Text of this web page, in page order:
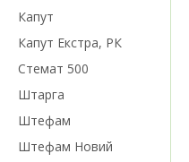
Капут
Капут Екстра, РК
Стемат 500
Штарга
Штефам
Штефам Новий